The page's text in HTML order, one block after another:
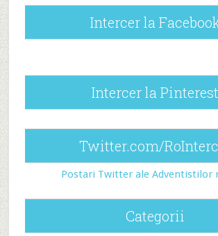
Intercer la
Intercer la Pinterest
Twitter.com/
Postari Twitter ale Adventistilor
Categorii